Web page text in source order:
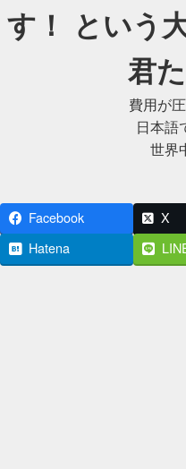
す！ という
君
費用が
日本語
世界
Facebook X
Hatena